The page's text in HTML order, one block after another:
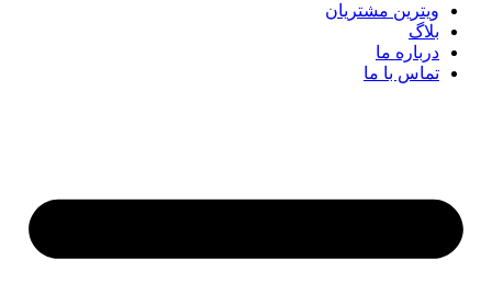
ویترین مشتریان
بلاگ
درباره ما
تماس با ما